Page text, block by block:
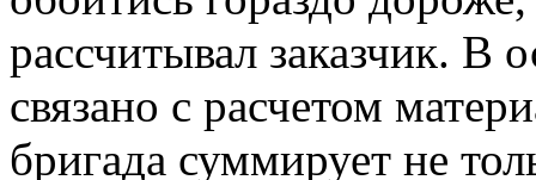
рассчитывал заказчик. В
связано с расчетом
бригада суммирует не